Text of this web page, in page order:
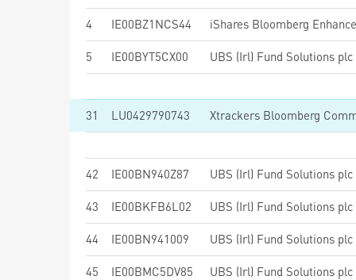
4 IE00BZ1NCS44
5 IE00BYT5CX00
31 LU0429790743
42 IE00BN940Z87
43 IE00BKFB6L02
44 IE00BN941009
45 IE00BMC5DV85